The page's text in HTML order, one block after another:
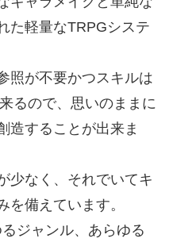
た軽量なTRPGシステ
照が不要かつスキルは
るので、思いのままに
造することが出来ま
少なく、それでいてキ
を備えています。
ジャンル、あらゆる